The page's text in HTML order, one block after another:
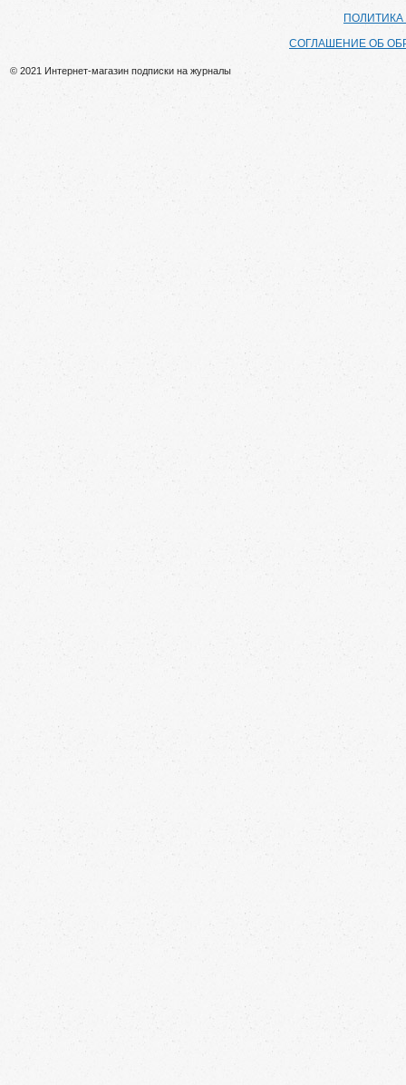
СОГЛАШЕНИЕ ОБ
© 2021 Интернет-магазин подписки на журналы